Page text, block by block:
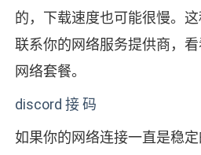
的，下载速度也可能很慢。
联系你的网络服务提供商，
网络套餐。
discord 接 码
如果你的网络连接一直是稳